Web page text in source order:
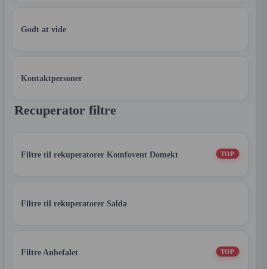
Godt at vide
Kontaktpersoner
Recuperator filtre
Filtre til rekuperatorer Komfovent Domekt TOP
Filtre til rekuperatorer Salda
Filtre Anbefalet TOP